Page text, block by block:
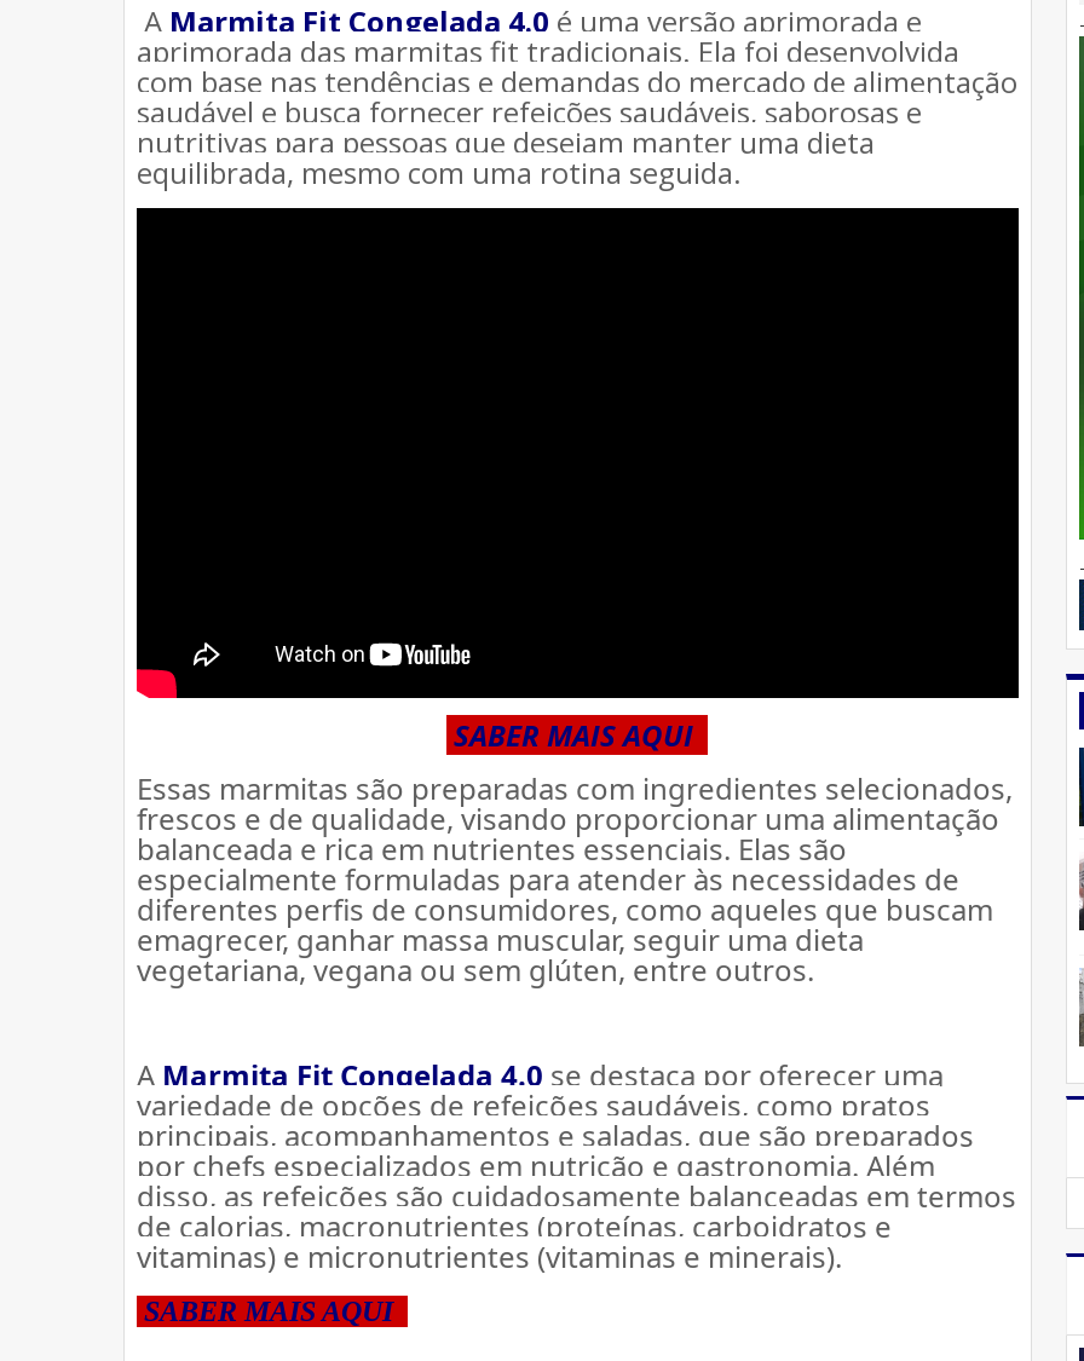
A Marmita Fit Congelada 4.0 é uma versão aprimorada e
aprimorada das marmitas fit tradicionais. Ela foi desenvolvida
com base nas tendências e demandas do mercado de alimentação
saudável e busca fornecer refeições saudáveis, saborosas e
nutritivas para pessoas que desejam manter uma dieta
equilibrada, mesmo com uma rotina seguida.
SABER MAIS AQUI
Essas marmitas são preparadas com ingredientes selecionados,
frescos e de qualidade, visando proporcionar uma alimentação
balanceada e rica em nutrientes essenciais. Elas são
especialmente formuladas para atender às necessidades de
diferentes perfis de consumidores, como aqueles que buscam
emagrecer, ganhar massa muscular, seguir uma dieta
vegetariana, vegana ou sem glúten, entre outros.
A Marmita Fit Congelada 4.0 se destaca por oferecer uma
variedade de opções de refeições saudáveis, como pratos
principais, acompanhamentos e saladas, que são preparados
por chefs especializados em nutrição e gastronomia. Além
disso, as refeições são cuidadosamente balanceadas em termos
de calorias, macronutrientes (proteínas, carboidratos e
vitaminas) e micronutrientes (vitaminas e minerais).
SABER MAIS AQUI